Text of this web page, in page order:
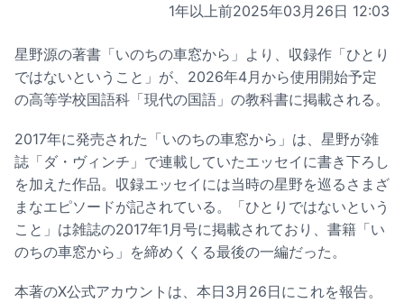
1年以上前2025年03月26日 12:03
星野源の著書「いのちの車窓から」より、収録作「ひとり
ではないということ」が、2026年4月から使用開始予定
の高等学校国語科「現代の国語」の教科書に掲載される。
2017年に発売された「いのちの車窓から」は、星野が雑
誌「ダ・ヴィンチ」で連載していたエッセイに書き下ろし
を加えた作品。収録エッセイには当時の星野を巡るさまざ
まなエピソードが記されている。「ひとりではないという
こと」は雑誌の2017年1月号に掲載されており、書籍「い
のちの車窓から」を締めくくる最後の一編だった。
本著のX公式アカウントは、本日3月26日にこれを報告。